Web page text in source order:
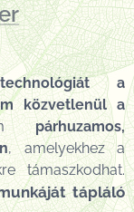
a
közvetlenül a
párhuzamos,
, amelyekhez a
támaszkodhat.
tápláló